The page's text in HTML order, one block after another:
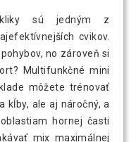
sú jedným z
cvikov.
no zároveň si
Multifunkčné mini
môžete trénovať
kĺby, ale aj náročný, a
hornej časti
mix maximálnej